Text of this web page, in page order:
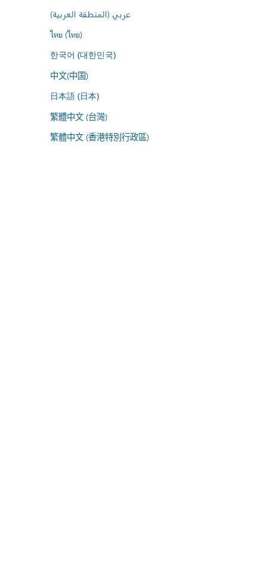
عربي (المنطقة العربية)
ไทย (ไทย)
한국어 (대한민국)
中文(中国)
日本語 (日本)
繁體中文 (台灣)
繁體中文 (香港特別行政區)